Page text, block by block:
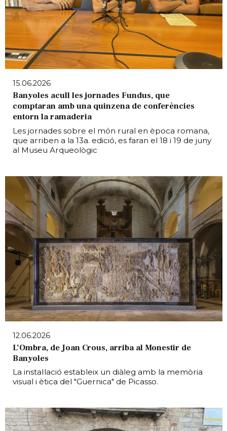
15.06.2026
Banyoles acull les jornades Fundus, que
comptaran amb una quinzena de conferències
entorn la ramaderia
Les jornades sobre el món rural en època romana,
que arriben a la 13a. edició, es faran el 18 i 19 de juny
al Museu Arqueològic
12.06.2026
L’Ombra, de Joan Crous, arriba al Monestir de
Banyoles
La instal·lació estableix un diàleg amb la memòria
visual i ètica del "Guernica" de Picasso.